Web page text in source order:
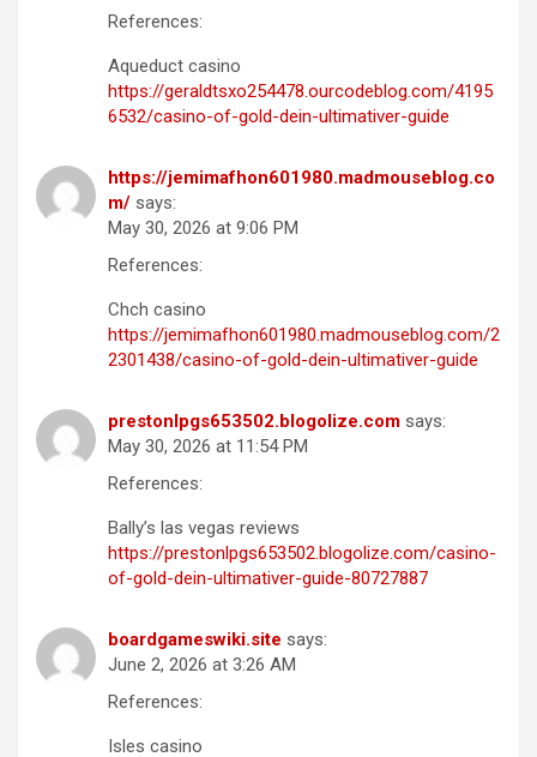
References:
Aqueduct casino
https://geraldtsxo254478.ourcodeblog.com/4195
6532/casino-of-gold-dein-ultimativer-guide
https://jemimafhon601980.madmouseblog.co
m/ says:
May 30, 2026 at 9:06 PM
References:
Chch casino
https://jemimafhon601980.madmouseblog.com/2
2301438/casino-of-gold-dein-ultimativer-guide
prestonlpgs653502.blogolize.com says:
May 30, 2026 at 11:54 PM
References:
Bally’s las vegas reviews
https://prestonlpgs653502.blogolize.com/casino-
of-gold-dein-ultimativer-guide-80727887
boardgameswiki.site says:
June 2, 2026 at 3:26 AM
References:
Isles casino